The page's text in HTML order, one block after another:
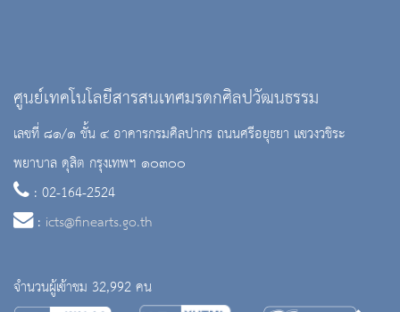
ศูนย์เทคโนโลยีสารสนเทศมรดกศิลปวัฒนธรรม
เลขที่ ๘๑/๑ ชั้น ๔ อาคารกรมศิลปากร ถนนศรีอยุธยา แขวงวชิระ
พยาบาล ดุสิต กรุงเทพฯ ๑๐๓๐๐
: 02-164-2524
: icts@finearts.go.th
จำนวนผู้เข้าชม 32,992 คน